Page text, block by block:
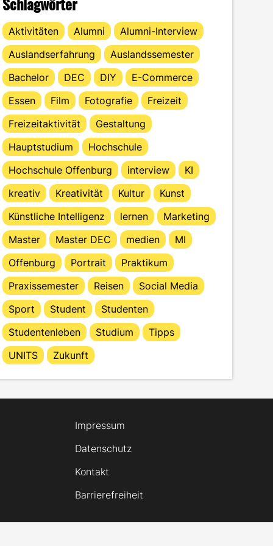
Aktivitäten Alumni
Alumni-Interview
Auslandserfahrung
Auslandssemester
Bachelor
DEC DIY
E-Commerce
Essen
Film Fotografie
Freizeit
Freizeitaktivität
Gestaltung
Hauptstudium
Hochschule
Hochschule Offenburg
interview
KI
kreativ
Kreativität Kultur
Kunst
Künstliche Intelligenz
lernen
Marketing
Master
Master DEC medien
MI
Offenburg
Portrait
Praktikum
Praxissemester
Reisen
Social Media
Sport
Student
Studenten
Studentenleben
Studium
Tipps
UNITS
Zukunft
Impressum
Datenschutz
Kontakt
Barrierefreiheit